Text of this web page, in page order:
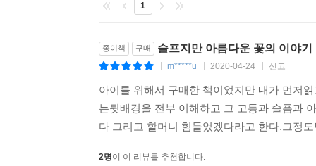
1
종이책 구매 슬프지만 아름다운 꽃의 이야기
m*****u 2020-04-24 신고
아이를 위해서 구매한 책이었지만 내가 먼저
는뒷배경을 전부 이해하고 그 고통과 슬픔과
다 그리고 할머니 힘들었겠다라고 한다.그정
2명이 이 리뷰를 추천합니다.